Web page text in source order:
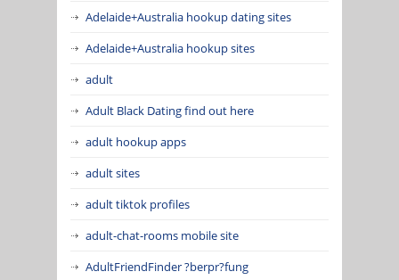
Adelaide+Australia hookup dating sites
Adelaide+Australia hookup sites
adult
Adult Black Dating find out here
adult hookup apps
adult sites
adult tiktok profiles
adult-chat-rooms mobile site
AdultFriendFinder ?berpr?fung